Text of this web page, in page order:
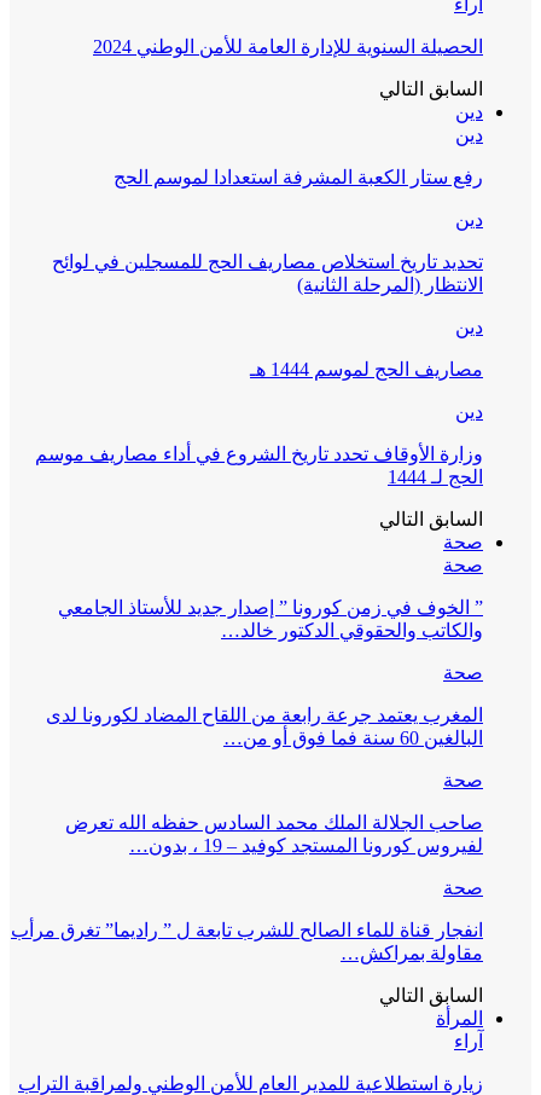
آراء
الحصيلة السنوية للإدارة العامة للأمن الوطني 2024
السابق التالي
دين
دين
رفع ستار الكعبة المشرفة استعدادا لموسم الحج
دين
تحديد تاريخ استخلاص مصاريف الحج للمسجلين في لوائح
الانتظار (المرحلة الثانية)
دين
مصاريف الحج لموسم 1444 هـ
دين
وزارة الأوقاف تحدد تاريخ الشروع في أداء مصاريف موسم
الحج لـ 1444
السابق التالي
صحة
صحة
” الخوف في زمن كورونا ” إصدار جديد للأستاذ الجامعي
والكاتب والحقوقي الدكتور خالد…
صحة
المغرب يعتمد جرعة رابعة من اللقاح المضاد لكورونا لدى
البالغين 60 سنة فما فوق أو من…
صحة
صاحب الجلالة الملك محمد السادس حفظه الله تعرض
لفيروس كورونا المستجد كوفيد – 19 ، بدون…
صحة
انفجار قناة للماء الصالح للشرب تابعة ل ” راديما” تغرق مرأب
مقاولة بمراكش…
السابق التالي
المرأة
آراء
زيارة استطلاعية للمدير العام للأمن الوطني ولمراقبة التراب